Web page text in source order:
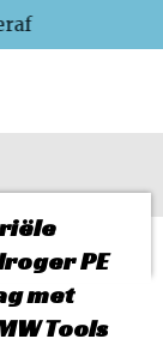
PE
met
Tools